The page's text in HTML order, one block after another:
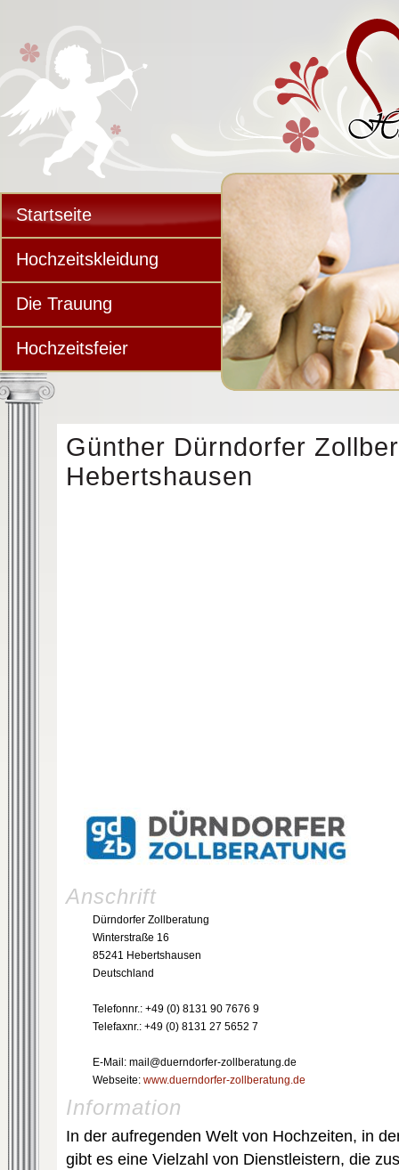
Startseite
Hochzeitskleidung
Die Trauung
Hochzeitsfeier
Günther Dürndorfer
Hebertshausen
Anschrift
Dürndorfer Zollberatung
Winterstraße 16
85241 Hebertshausen
Deutschland
Telefonnr.: +49 (0) 8131 90 7676 9
Telefaxnr.: +49 (0) 8131 27 5652 7
E-Mail: mail@duerndorfer-zollberatung.de
Webseite: www.duerndorfer-zollberatung.de
Information
In der aufregenden Welt von Hochzeiten, in
gibt es eine Vielzahl von Dienstleistern, die